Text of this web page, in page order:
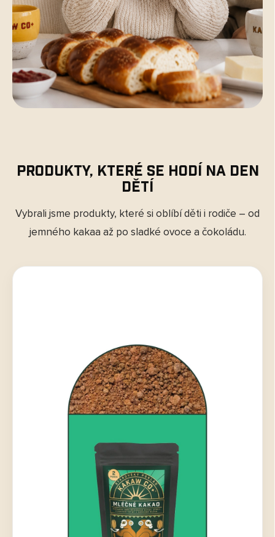
Produkty, které se hodí na Den
dětí
Vybrali jsme produkty, které si oblíbí děti i rodiče – od
jemného kakaa až po sladké ovoce a čokoládu.